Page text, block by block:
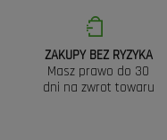
ZAKUPY BEZ RYZYKA
Masz prawo do 30
dni na zwrot towaru